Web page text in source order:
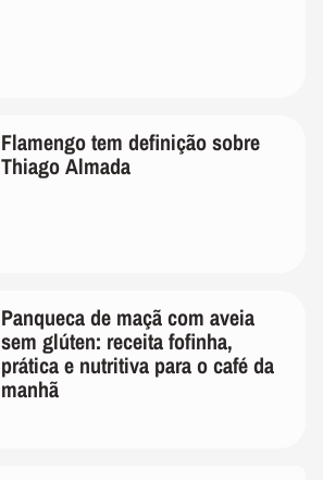
Flamengo tem definição sobre
Thiago Almada
Panqueca de maçã com aveia
sem glúten: receita fofinha,
prática e nutritiva para o café da
manhã